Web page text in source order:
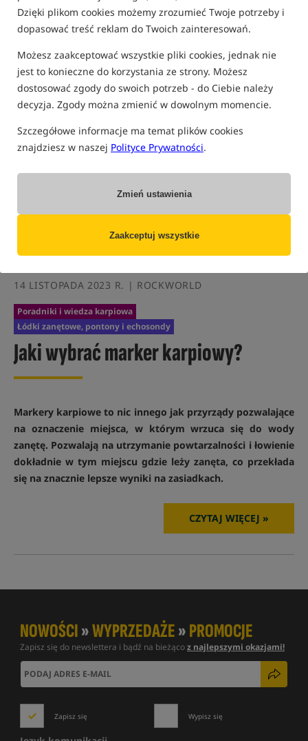
Dzięki plikom cookies możemy zrozumieć Twoje potrzeby i
dopasować treść reklam do Twoich zainteresowań.
Możesz zaakceptować wszystkie pliki cookies, jednak nie
jest to konieczne do korzystania ze strony. Możesz
dostosować zgody do swoich potrzeb - do Ciebie należy
decyzja. Zgody można zmienić w dowolnym momencie.
Szczegółowe informacje ma temat plików cookies
znajdziesz w naszej Polityce Prywatności.
Zmień ustawienia
Zaakceptuj wszystkie
BLOG
14 LISTOPADA 2023 R. | ROCKWORLD
Poradniki i wiedza karpiowa
Łódki zanętowe, pontony i echosondy
Jaki wybrać marker karpiowy?
Markery karpiowe to nic innego jak przyrządy pozwalające
na oznaczenie miejsca, w którym wrzuca się do wody
zanętę. Pozwalają na utrzymanie powtarzalności i łowienie
dokładnie w tym miejscu gdzie leży zanęta, co przekłada
się na znacznie lepsze wyniki na zasiadkach.
CZYTAJ WIĘCEJ »
NOWOŚCI»WYPRZEDAŻE»PROMOCJE
Zapisz się do newslettera i bądź na bieżącoz najlepszymi okazjami!
Zapisz się Wypisz się